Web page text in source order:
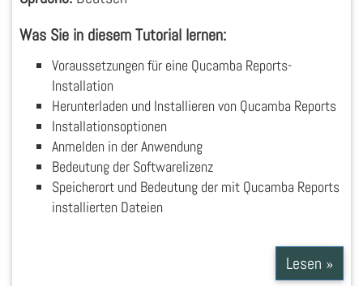
Was Sie in diesem Tutorial lernen:
Voraussetzungen für eine Qucamba Reports-
Installation
Herunterladen und Installieren von Qucamba Reports
Installationsoptionen
Anmelden in der Anwendung
Bedeutung der Softwarelizenz
Speicherort und Bedeutung der mit Qucamba Reports
installierten Dateien
Lesen »